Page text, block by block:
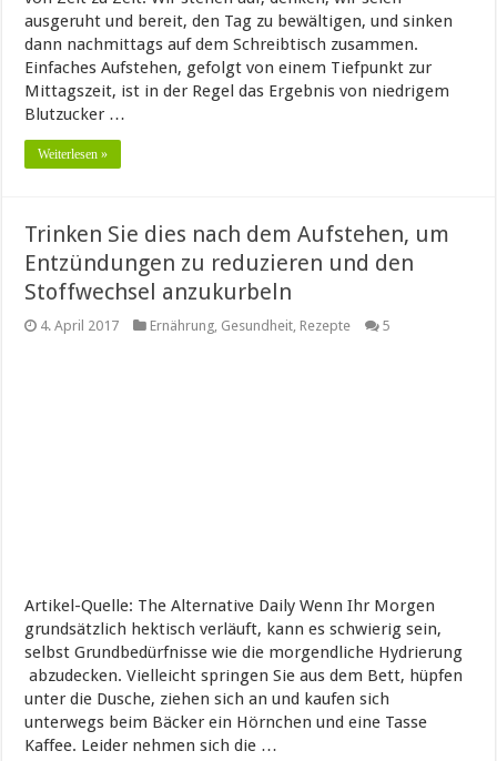
ausgeruht und bereit, den Tag zu bewältigen, und sinken
dann nachmittags auf dem Schreibtisch zusammen.
Einfaches Aufstehen, gefolgt von einem Tiefpunkt zur
Mittagszeit, ist in der Regel das Ergebnis von niedrigem
Blutzucker …
Weiterlesen »
Trinken Sie dies nach dem Aufstehen, um
Entzündungen zu reduzieren und den
Stoffwechsel anzukurbeln
4. April 2017 Ernährung, Gesundheit, Rezepte 5
Artikel-Quelle: The Alternative Daily Wenn Ihr Morgen
grundsätzlich hektisch verläuft, kann es schwierig sein,
selbst Grundbedürfnisse wie die morgendliche Hydrierung
abzudecken. Vielleicht springen Sie aus dem Bett, hüpfen
unter die Dusche, ziehen sich an und kaufen sich
unterwegs beim Bäcker ein Hörnchen und eine Tasse
Kaffee. Leider nehmen sich die …